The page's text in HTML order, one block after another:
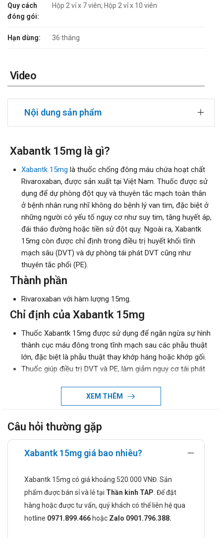
Quy cách
đóng gói:
Hộp 2 vỉ x 7 viên; Hộp 2 vỉ x 10 viên
Hạn dùng: 36 tháng
Video
Nội dung sản phẩm
Xabantk 15mg là gì?
Xabantk 15mg là thuốc chống đông máu chứa hoạt chất
Rivaroxaban, được sản xuất tại Việt Nam. Thuốc được sử
dụng để dự phòng đột quỵ và thuyên tắc mạch toàn thân
ở bệnh nhân rung nhĩ không do bệnh lý van tim, đặc biệt ở
những người có yếu tố nguy cơ như suy tim, tăng huyết áp,
đái tháo đường hoặc tiền sử đột quỵ. Ngoài ra, Xabantk
15mg còn được chỉ định trong điều trị huyết khối tĩnh
mạch sâu (DVT) và dự phòng tái phát DVT cũng như
thuyên tắc phổi (PE).
Thành phần
Rivaroxaban với hàm lượng 15mg.
Chỉ định của Xabantk 15mg
Thuốc Xabantk 15mg được sử dụng để ngăn ngừa sự hình
thành cục máu đông trong tĩnh mạch sau các phẫu thuật
lớn, đặc biệt là phẫu thuật thay khớp háng hoặc khớp gối.
Thuốc giúp điều trị DVT và PE, làm giảm nguy cơ tái phát
Thuốc được chỉ định để ngăn ngừa đột quỵ và thuyên tắc
hệ thống ở bệnh nhân bị rung nhĩ không do bệnh van tim.
Chống chỉ định khi dùng Xabantk 15mg
Bệnh nhân có tiền sử quá mẫn cảm với rivaroxaban hoặc
bất kỳ tá dược nào có trong thuốc.
có ý nghĩa lâm sàng.
Những người mắc bệnh gan kèm theo rối loạn đông máu,
làm tăng nguy cơ chảy máu đáng kể trên lâm sàng, bao
gồm cả những bệnh nhân có xơ gan thuộc loại Child-Pugh
B và C.
XEM THÊM
Câu hỏi thường gặp
Xabantk 15mg giá bao nhiêu?
Xabantk 15mg có giá khoảng 520.000 VNĐ. Sản
phẩm được bán sỉ và lẻ tại Thần kinh TAP . Để đặt
hàng hoặc được tư vấn, quý khách có thể liên hệ qua
hotline 0971.899.466 hoặc Zalo 0901.796.388.